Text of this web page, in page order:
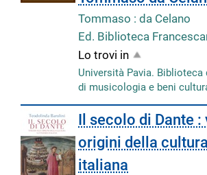
Tommaso : da Celano
Ed. Biblioteca
Lo trovi in
Università Pavia.
di musicologia e beni
Il secolo di Dante
origini della
italiana